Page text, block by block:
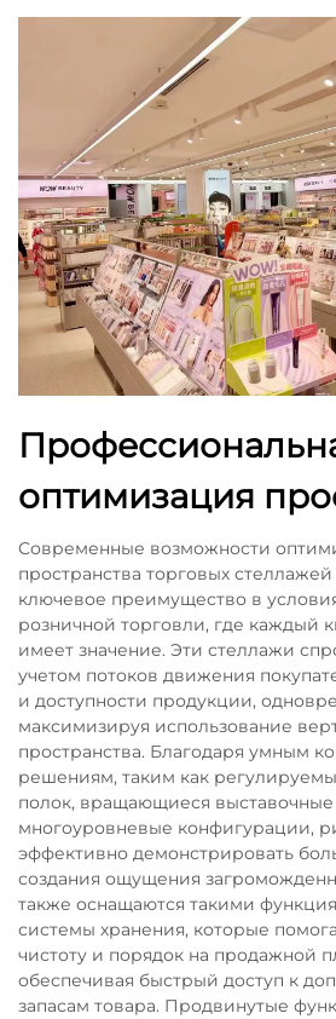
оптимизация
Современные возможности
пространства торговых
ключевое преимущество в
розничной торговли, где каждый
имеет значение. Эти стеллажи
учетом потоков движения
и доступности продукции,
максимизируя использование
пространства. Благодаря умным
решениям, таким как
полок, вращающиеся
многоуровневые конфигурации,
эффективно демонстрировать
создания ощущения
также оснащаются такими
системы хранения, которые
чистоту и порядок на продажной
обеспечивая быстрый доступ к
запасам товара. Продвинутые